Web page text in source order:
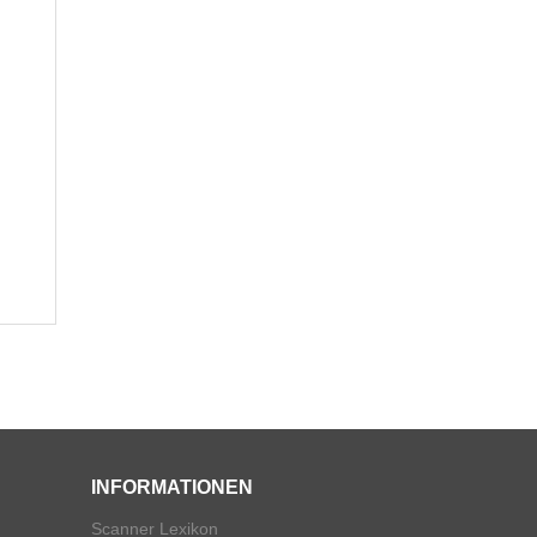
INFORMATIONEN
Scanner Lexikon